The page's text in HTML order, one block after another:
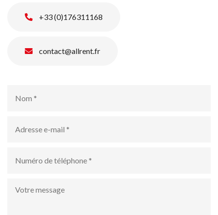
+33 (0)176311168
contact@allrent.fr
message